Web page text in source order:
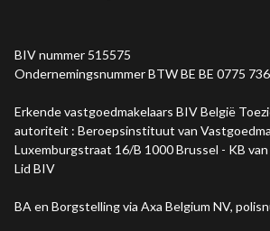
BIV nummer 515575
Ondernemingsnummer BTW BE BE 0775
Erkende vastgoedmakelaars BIV België
autoriteit : Beroepsinstituut van
Luxemburgstraat 16/B 1000 Brussel - KB
Lid BIV
BA en Borgstelling via Axa Belgium NV,